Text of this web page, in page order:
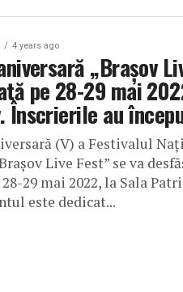
4 years ago
„Brașov
pe 28-29 mai
Înscrierile au
(V) a Festivalul
Live Fest” se va
29 mai 2022, la Sala
este dedicat...